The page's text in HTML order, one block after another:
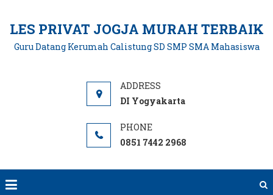
content
LES PRIVAT JOGJA MURAH TERBAIK
Guru Datang Kerumah Calistung SD SMP SMA Mahasiswa
DI Yogyakarta
0851 7442 2968